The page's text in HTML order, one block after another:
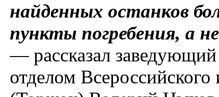
найденных останков
пункты погребения, а
— рассказал заведующий
отделом Всероссийского